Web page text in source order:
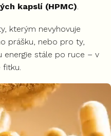
kapslí (HPMC)
kterým nevyhovuje
prášku, nebo pro ty,
energie stále po ruce – v